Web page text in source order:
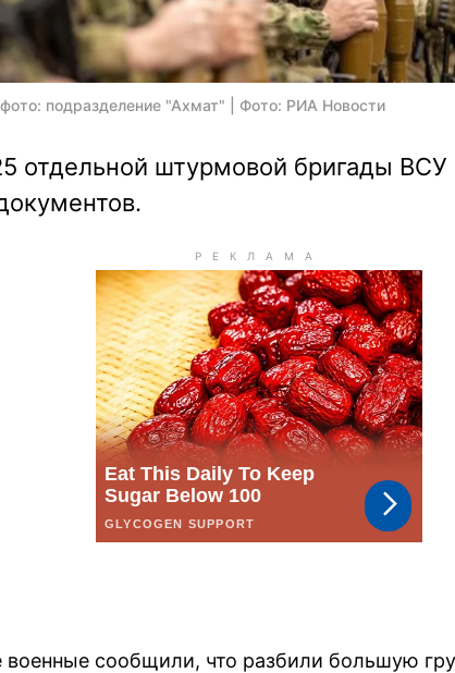
подразделение "Ахмат" | Фото: РИА Новости
отдельной штурмовой бригады ВСУ
военные сообщили, что разбили большую